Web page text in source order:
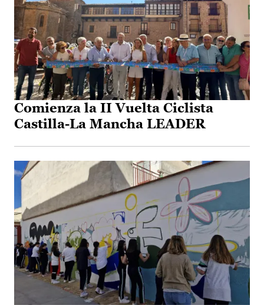
Comienza la II Vuelta Ciclista
Castilla-La Mancha LEADER